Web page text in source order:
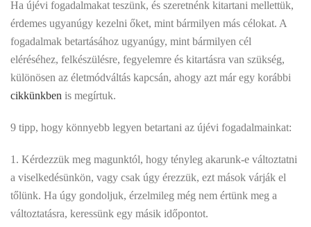
Ha újévi fogadalmakat teszünk, és szeretnénk kitartani mellettük,
érdemes ugyanúgy kezelni őket, mint bármilyen más célokat. A
fogadalmak betartásához ugyanúgy, mint bármilyen cél
eléréséhez, felkészülésre, fegyelemre és kitartásra van szükség,
különösen az életmódváltás kapcsán, ahogy azt már egy korábbi
cikkünkben is megírtuk.
9 tipp, hogy könnyebb legyen betartani az újévi fogadalmainkat:
1. Kérdezzük meg magunktól, hogy tényleg akarunk-e változtatni
a viselkedésünkön, vagy csak úgy érezzük, ezt mások várják el
tőlünk. Ha úgy gondoljuk, érzelmileg még nem értünk meg a
változtatásra, keressünk egy másik időpontot.